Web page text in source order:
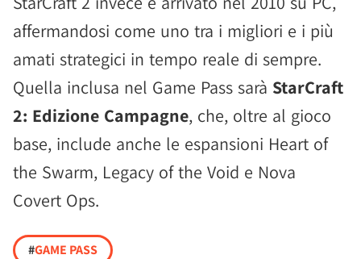
affermandosi come uno tra i migliori e i più
amati strategici in tempo reale di sempre.
Quella inclusa nel Game Pass sarà StarCraft
2: Edizione Campagne, che, oltre al gioco
base, include anche le espansioni Heart of
the Swarm, Legacy of the Void e Nova
Covert Ops.
#GAME PASS